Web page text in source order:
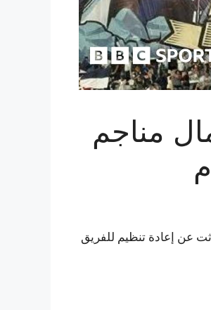
عمال مناجم
1892 في صحيفة محلية تحدثت عن إعادة تنظيم للفريق